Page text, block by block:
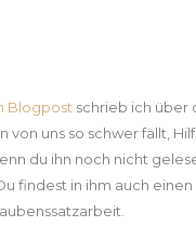
Blogpost schrieb ich über
von uns so schwer fällt,
du ihn noch nicht
findest in ihm auch einen